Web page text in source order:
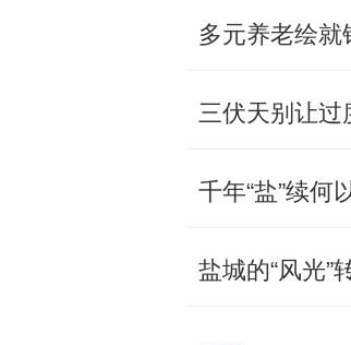
多元养老绘就
三伏天别让过
千年“盐”续何
盐城的“风光”